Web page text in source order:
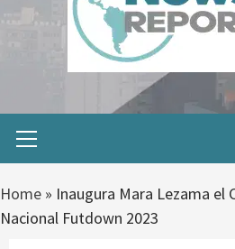
Menu
Home » Inaugura Mara Lezama el
Nacional Futdown 2023